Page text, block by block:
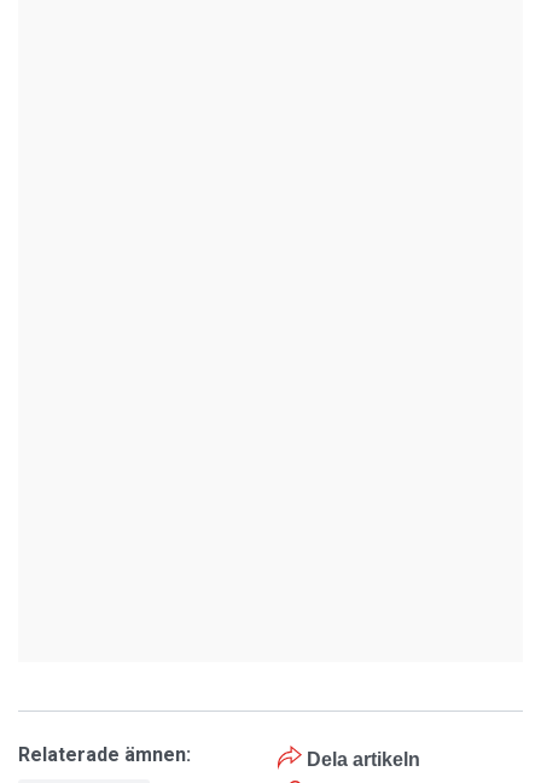
Dela artikeln
Relaterade ämnen: